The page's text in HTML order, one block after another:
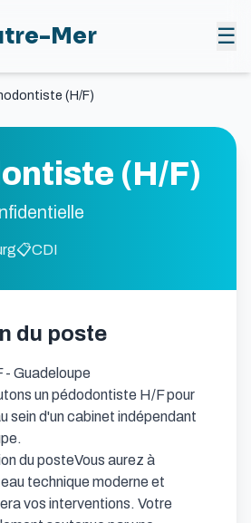
Mer ☰
(H/F)
(H/F)
📋CDI
du poste
Guadeloupe
un pédodontiste H/F pour
sein d'un cabinet indépendant
du posteVous aurez à
technique moderne et
vos interventions. Votre